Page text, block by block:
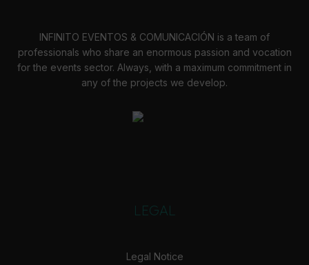
INFINITO EVENTOS & COMUNICACIÓN is a team of
professionals who share an enormous passion and vocation
for the events sector. Always, with a maximum commitment in
any of the projects we develop.
LEGAL
Legal Notice